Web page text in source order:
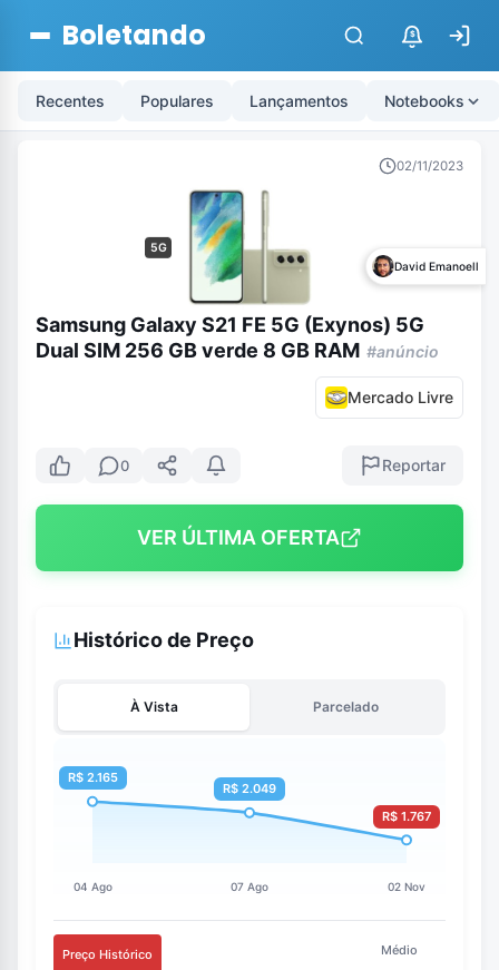
Boletando $
Recentes Populares Lançamentos Notebooks
02/11/2023
5G
David Emanoell
Samsung Galaxy S21 FE 5G (Exynos) 5G
Dual SIM 256 GB verde 8 GB RAM #anúncio
Mercado Livre
0 Reportar
VER ÚLTIMA OFERTA
Histórico de Preço
À Vista Parcelado
Preço Histórico Médio